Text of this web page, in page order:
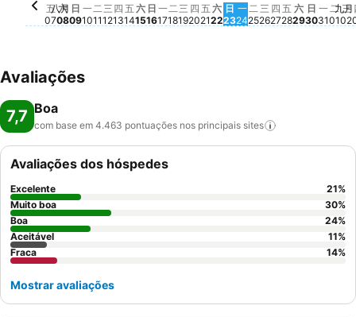
星期五, 八月 07
€ 83
八月
五
07
六
08
星期日, 八月 09
€ 68
日
09
星期一, 八月 10
€ 105
一
10
星期二, 八月 11
€ 91
二
11
星期三, 八月 12
€ 78
三
12
星期四, 八月 13
€ 92
四
13
星期五, 八月 14
€ 99
五
14
星期六, 八月 15
€ 299
六
15
星期日, 八月 16
€ 63
日
16
星期一, 八月 17
€ 63
一
17
星期二, 八月 18
€ 63
二
18
星期三, 八月 19
€ 63
三
19
星期四, 八月 20
€ 63
四
20
星期五, 八月 21
€ 67
五
21
星期六, 八月 22
€ 68
六
22
星期日, 八月 23
€ 62
日
23
星期一, 八月 24
€ 62
一
24
星期二, 八月 25
€ 63
二
25
星期三, 八月 26
€ 63
三
26
星期四, 八月
€ 62
四
27
星期五, 八
€ 67
五
28
星期六,
€ 79
六
29
星期日
€ 60
日
30
星期
€ 58
一
31
星
€
九月
二
01
€
三
02
Avaliações
7,7 Boa
com base em 4.463 pontuações nos principais sites
Avaliações dos hóspedes
Excelente 21%
Muito boa
30%
Boa
24%
Aceitável
11%
Fraca
14%
Mostrar avaliações